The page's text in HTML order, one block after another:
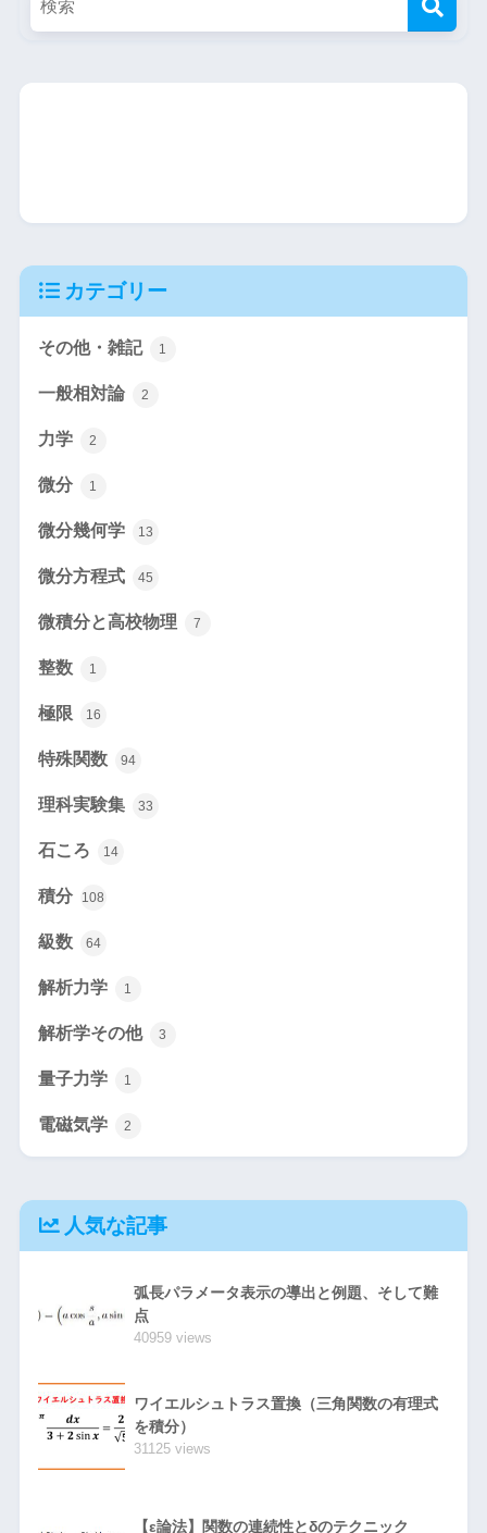
カテゴリー
その他・雑記 1
一般相対論 2
力学 2
微分 1
微分幾何学 13
微分方程式 45
微積分と高校物理 7
整数 1
極限 16
特殊関数 94
理科実験集 33
石ころ 14
積分 108
級数 64
解析力学 1
解析学その他 3
量子力学 1
電磁気学 2
人気な記事
弧長パラメータ表示の導出と例題、そして難
点
40959 views
ワイエルシュトラス置換（三角関数の有理式
を積分）
31125 views
【ε論法】関数の連続性とδのテクニック